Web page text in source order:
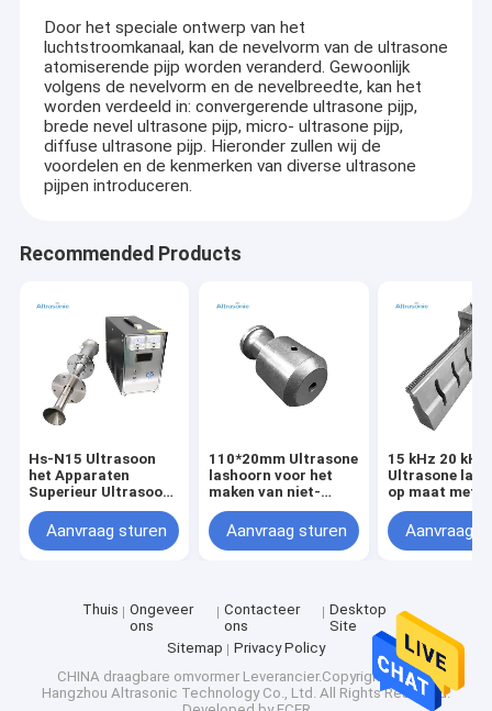
Door het speciale ontwerp van het
luchtstroomkanaal, kan de nevelvorm van de ultrasone
atomiserende pijp worden veranderd. Gewoonlijk
volgens de nevelvorm en de nevelbreedte, kan het
worden verdeeld in: convergerende ultrasone pijp,
brede nevel ultrasone pijp, micro- ultrasone pijp,
diffuse ultrasone pijp. Hieronder zullen wij de
voordelen en de kenmerken van diverse ultrasone
pijpen introduceren.
Recommended Products
Hs-N15 Ultrasoon
het Apparaten
Superieur Ultrasoon
Atomiserend
Materiaal van de
Machineatomisering
Aanvraag sturen
110*20mm Ultrasone
lashoorn voor het
maken van niet-
geweven zakken
Handtassen
Aanvraag sturen
15 kHz 20 kHz
Ultrasone
op maat met
verschillende
soorten
Aanvraag
Thuis
Ongeveer
ons
Contacteer
ons
Desktop
Site
Sitemap
Privacy Policy
CHINA draagbare omvormer Leverancier.Copyright © 2025
Hangzhou Altrasonic Technology Co., Ltd. All Rights Reserved.